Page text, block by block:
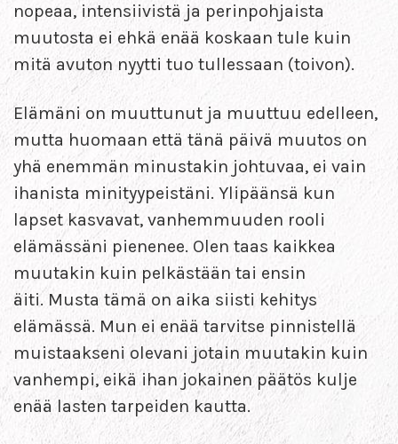
nopeaa, intensiivistä ja perinpohjaista
muutosta ei ehkä enää koskaan tule kuin
mitä avuton nyytti tuo tullessaan (toivon).
Elämäni on muuttunut ja muuttuu edelleen,
mutta huomaan että tänä päivä muutos on
yhä enemmän minustakin johtuvaa, ei vain
ihanista minityypeistäni. Ylipäänsä kun
lapset kasvavat, vanhemmuuden rooli
elämässäni pienenee. Olen taas kaikkea
muutakin kuin pelkästään tai ensin
äiti. Musta tämä on aika siisti kehitys
elämässä. Mun ei enää tarvitse pinnistellä
muistaakseni olevani jotain muutakin kuin
vanhempi, eikä ihan jokainen päätös kulje
enää lasten tarpeiden kautta.